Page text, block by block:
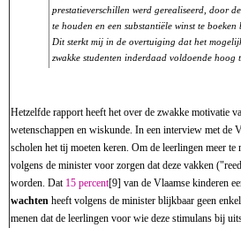
prestatieverschillen werd gerealiseerd, door
te houden en een substantiële winst te boeken
Dit sterkt mij in de overtuiging dat het
zwakke studenten inderdaad voldoende hoog
Hetzelfde rapport heeft het over de zwakke motivatie
wetenschappen en wiskunde. In een interview met de
scholen het tij moeten keren. Om de leerlingen meer te
volgens de minister voor zorgen dat deze vakken
worden. Dat 15 percent[9] van de Vlaamse kinderen
wachten heeft volgens de minister blijkbaar geen
menen dat de leerlingen voor wie deze stimulans bij